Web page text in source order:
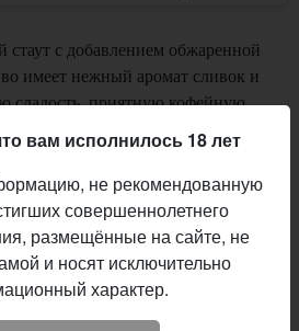
с добавлением обжаренной
имеет нежный аромат сливок и
сладость, приятную кофейную
- Milk / Sweet
вам исполнилось 18 лет
не рекомендованную
совершеннолетнего
размещённые на сайте, не
и носят исключительно
характер.